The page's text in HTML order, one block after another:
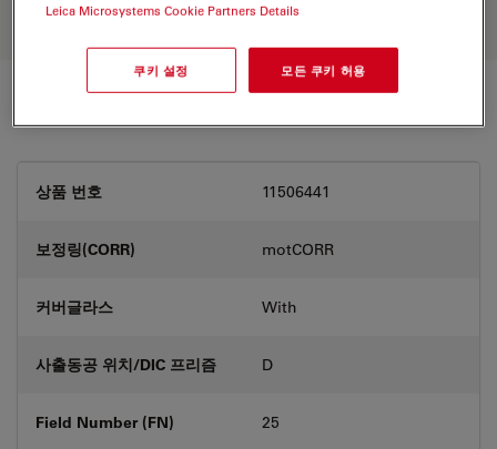
your needs.
상품 번호 11506441
보정링(CORR) motCORR
커버글라스 With
사출동공 위치/DIC 프리즘 D
Field Number (FN) 25
Leica Microsystems Cookie Partners Details
쿠키 설정 모든 쿠키 허용